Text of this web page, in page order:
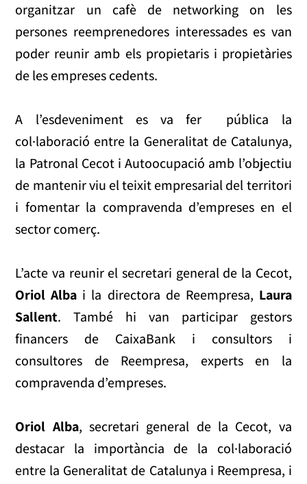
organitzar un cafè de networking on les
persones reemprenedores interessades es van
poder reunir amb els propietaris i propietàries
de les empreses cedents.
A l’esdeveniment es va fer pública la
col·laboració entre la Generalitat de Catalunya,
la Patronal Cecot i Autoocupació amb l’objectiu
de mantenir viu el teixit empresarial del territori
i fomentar la compravenda d’empreses en el
sector comerç.
L’acte va reunir el secretari general de la Cecot,
Oriol Alba i la directora de Reempresa, Laura
Sallent. També hi van participar gestors
financers de CaixaBank i consultors i
consultores de Reempresa, experts en la
compravenda d’empreses.
Oriol Alba, secretari general de la Cecot, va
destacar la importància de la col·laboració
entre la Generalitat de Catalunya i Reempresa, i